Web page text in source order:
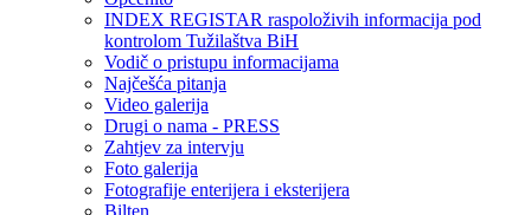
INDEX REGISTAR raspoloživih informacija pod
kontrolom Tužilaštva BiH
Vodič o pristupu informacijama
Najčešća pitanja
Video galerija
Drugi o nama - PRESS
Zahtjev za intervju
Foto galerija
Fotografije enterijera i eksterijera